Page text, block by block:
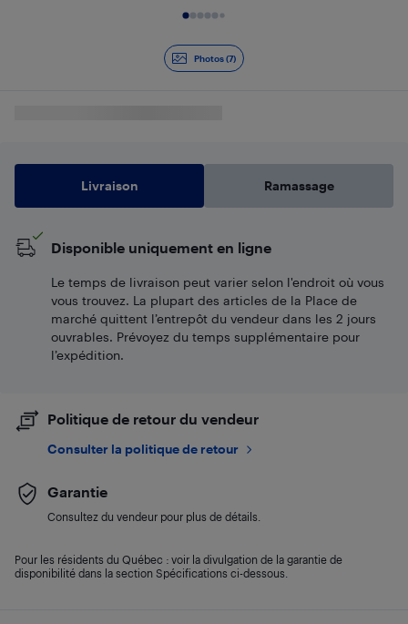
Photos (7)
Livraison Ramassage
Disponible uniquement en ligne
Le temps de livraison peut varier selon l'endroit où vous
vous trouvez. La plupart des articles de la Place de
marché quittent l’entrepôt du vendeur dans les 2 jours
ouvrables. Prévoyez du temps supplémentaire pour
l’expédition.
Politique de retour du vendeur
Consulter la politique de retour
Garantie
Consultez du vendeur pour plus de détails.
Pour les résidents du Québec : voir la divulgation de la garantie de
disponibilité dans la section Spécifications ci-dessous.